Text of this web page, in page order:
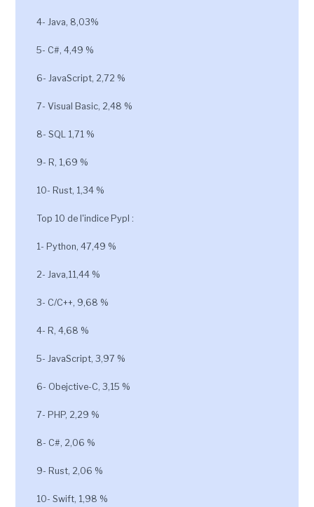
4- Java, 8,03%
5- C#, 4,49 %
6- JavaScript, 2,72 %
7- Visual Basic, 2,48 %
8- SQL 1,71 %
9- R, 1,69 %
10- Rust, 1,34 %
Top 10 de l'indice Pypl :
1- Python, 47,49 %
2- Java,11,44 %
3- C/C++, 9,68 %
4- R, 4,68 %
5- JavaScript, 3,97 %
6- Obejctive-C, 3,15 %
7- PHP, 2,29 %
8- C#, 2,06 %
9- Rust, 2,06 %
10- Swift, 1,98 %